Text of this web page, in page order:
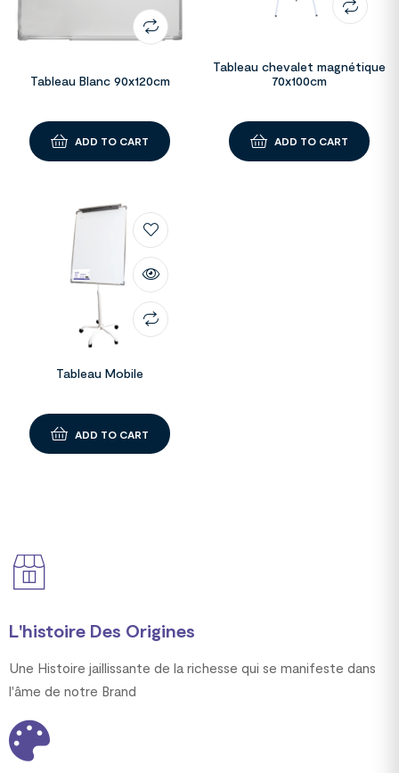
Tableau Blanc 90x120cm
ADD TO CART
Tableau chevalet magnétique
70x100cm
ADD TO CART
Tableau Mobile
ADD TO CART
L'histoire Des Origines
Une Histoire jaillissante de la richesse qui se manifeste dans
l'âme de notre Brand